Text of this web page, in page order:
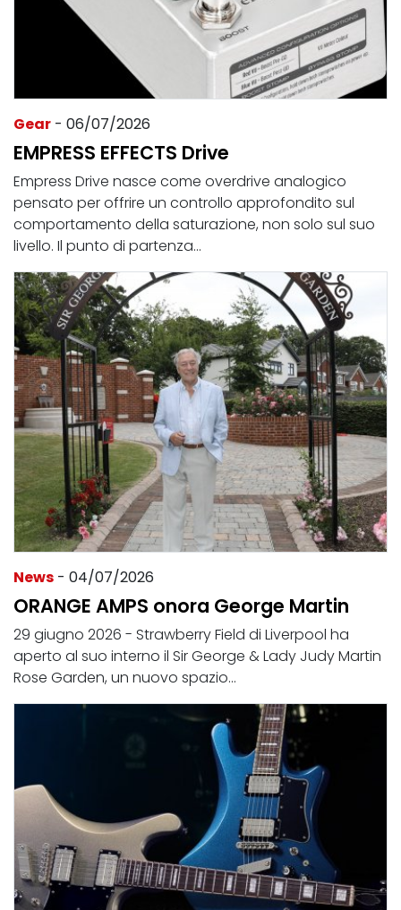
Gear - 06/07/2026
EMPRESS EFFECTS Drive
Empress Drive nasce come overdrive analogico
pensato per offrire un controllo approfondito sul
comportamento della saturazione, non solo sul suo
livello. Il punto di partenza...
News - 04/07/2026
ORANGE AMPS onora George Martin
29 giugno 2026 - Strawberry Field di Liverpool ha
aperto al suo interno il Sir George & Lady Judy Martin
Rose Garden, un nuovo spazio...